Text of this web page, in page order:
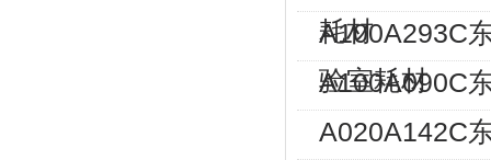
耗材
A100A293C
验室耗材
A100A090C
A020A142C